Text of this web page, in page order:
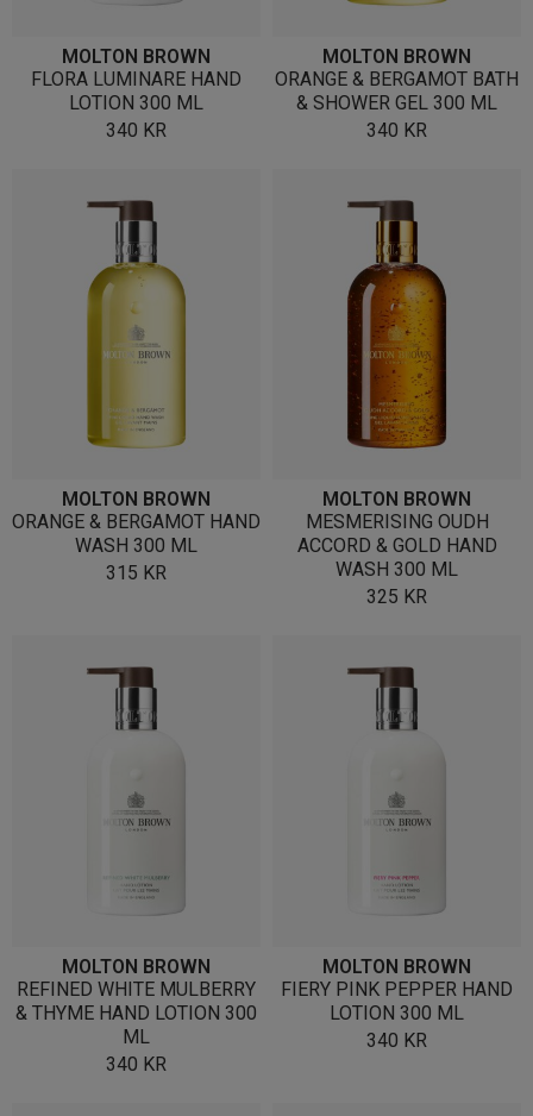
MOLTON BROWN
FLORA LUMINARE HAND
LOTION 300 ML
340 KR
MOLTON BROWN
ORANGE & BERGAMOT BATH
& SHOWER GEL 300 ML
340 KR
MOLTON BROWN
ORANGE & BERGAMOT HAND
WASH 300 ML
315 KR
MOLTON BROWN
MESMERISING OUDH
ACCORD & GOLD HAND
WASH 300 ML
325 KR
MOLTON BROWN
REFINED WHITE MULBERRY
& THYME HAND LOTION 300
ML
340 KR
MOLTON BROWN
FIERY PINK PEPPER HAND
LOTION 300 ML
340 KR